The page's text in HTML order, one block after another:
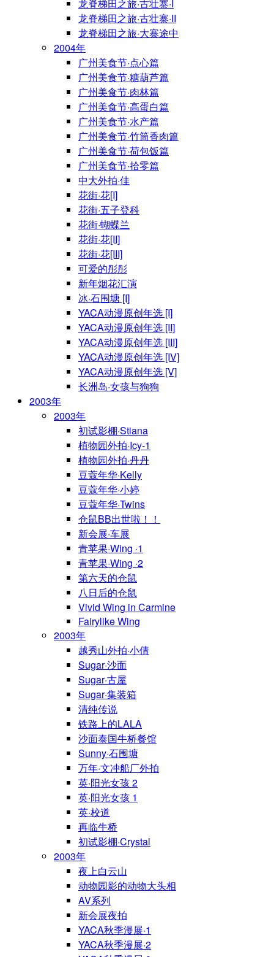
龙脊梯田之旅·古壮寨·I
龙脊梯田之旅·古壮寨·II
龙脊梯田之旅·大寨途中
2004年
广州美食节·点心篇
广州美食节·糖葫芦篇
广州美食节·肉林篇
广州美食节·高蛋白篇
广州美食节·水产篇
广州美食节·竹筒香肉篇
广州美食节·荷包饭篇
广州美食节·拾零篇
中大外拍·佳
花街·花[I]
花街·五子登科
花街·蝴蝶兰
花街·花[II]
花街·花[III]
可爱的彤彤
新年烟花汇演
冰·石围塘 [I]
YACA动漫原创年选 [I]
YACA动漫原创年选 [II]
YACA动漫原创年选 [III]
YACA动漫原创年选 [IV]
YACA动漫原创年选 [V]
长洲岛·女孩与狗狗
2003年
2003年
初试影棚·Stiana
植物园外拍·Icy-1
植物园外拍·丹丹
豆蔻年华·Kelly
豆蔻年华·小婷
豆蔻年华·Twins
仓鼠BB出世啦！！
新会展·车展
青苹果·Wing ·1
青苹果·Wing ·2
第六天的仓鼠
八日后的仓鼠
Vivid Wing in Carmine
Fairylike Wing
2003年
越秀山外拍·小倩
Sugar·沙面
Sugar·古屋
Sugar·集装箱
清纯传说
铁路上的LALA
沙面泰国牛桥餐馆
Sunny·石围塘
万年·文冲船厂外拍
英·阳光女孩 2
英·阳光女孩 1
英·校道
再临牛桥
初试影棚·Crystal
2003年
夜上白云山
动物园影的动物大头相
AV系列
新会展夜拍
YACA秋季漫展·1
YACA秋季漫展·2